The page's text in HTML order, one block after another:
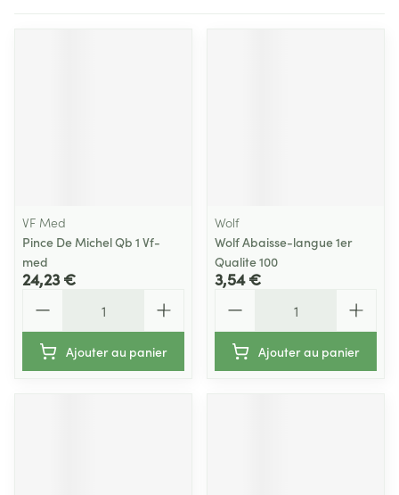
VF Med
Pince De Michel Qb 1 Vf-
med
24,23 €
Ajouter au panier
Wolf
Wolf Abaisse-langue 1er
Qualite 100
3,54 €
Ajouter au panier